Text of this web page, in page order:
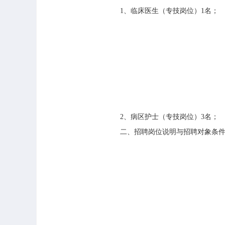
1、临床医生（专技岗位）1名；
2、病区护士（专技岗位）3名；
二、招聘岗位说明与招聘对象条件